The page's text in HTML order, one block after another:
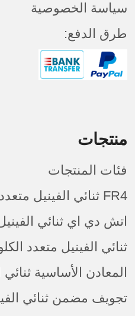
سياسة الخصوصية
طرق الدفع:
منتجات
فئات المنتجات
FR4 ثنائي الفينيل متعدد الكلور
اتش دي اي ثنائي
ثنائي الفينيل متعدد
المعادن الأساسية ثنائي
تجويف مضمن ثنائي